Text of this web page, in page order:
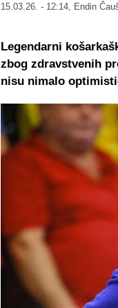
15.03.26. - 12:14, Endin
Legendarni
zbog zdravstvenih
nisu nimalo